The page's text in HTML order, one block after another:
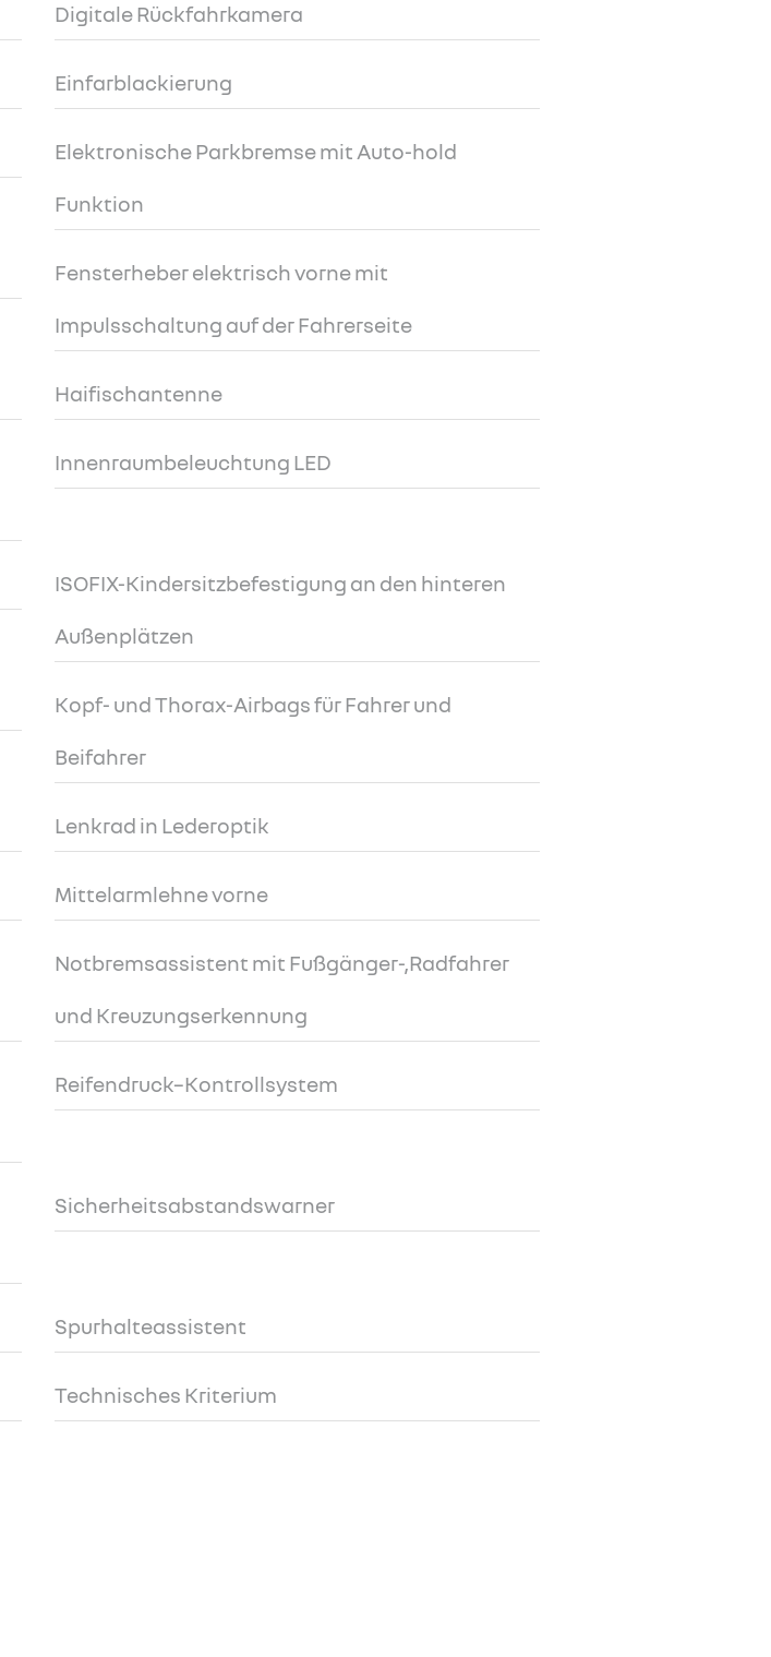
Digitale Rückfahrkamera
Einfarblackierung
Elektronische Parkbremse mit Auto-hold
Funktion
Fensterheber elektrisch vorne mit
Impulsschaltung auf der Fahrerseite
Haifischantenne
Innenraumbeleuchtung LED
ISOFIX-Kindersitzbefestigung an den hinteren
Außenplätzen
Kopf- und Thorax-Airbags für Fahrer und
Beifahrer
Lenkrad in Lederoptik
Mittelarmlehne vorne
Notbremsassistent mit Fußgänger-,Radfahrer
und Kreuzungserkennung
Reifendruck–Kontrollsystem
Sicherheitsabstandswarner
Spurhalteassistent
Technisches Kriterium